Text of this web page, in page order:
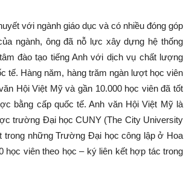
với ngành giáo dục và có nhiều đóng góp
ngành, ông đã nỗ lực xây dựng hệ thống
đào tạo tiếng Anh với dịch vụ chất lượng
tế. Hàng năm, hàng trăm ngàn lượt học viên
Hội Việt Mỹ và gần 10.000 học viên đã tốt
bằng cấp quốc tế. Anh văn Hội Việt Mỹ là
trường Đại học CUNY (The City University
trong những Trường Đại học công lập ở Hoa
học viên theo học – ký liên kết hợp tác trong